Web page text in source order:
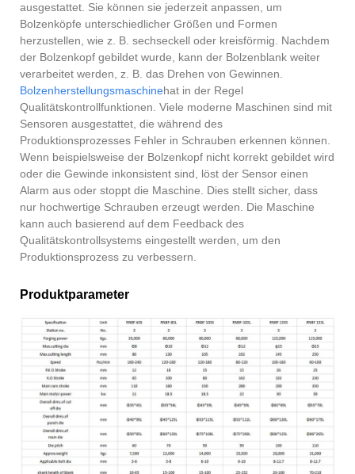
ausgestattet. Sie können sie jederzeit anpassen, um
Bolzenköpfe unterschiedlicher Größen und Formen
herzustellen, wie z. B. sechseckell oder kreisförmig. Nachdem
der Bolzenkopf gebildet wurde, kann der Bolzenblank weiter
verarbeitet werden, z. B. das Drehen von Gewinnen.
Bolzenherstellungsmaschinehat in der Regel
Qualitätskontrollfunktionen. Viele moderne Maschinen sind mit
Sensoren ausgestattet, die während des
Produktionsprozesses Fehler in Schrauben erkennen können.
Wenn beispielsweise der Bolzenkopf nicht korrekt gebildet wird
oder die Gewinde inkonsistent sind, löst der Sensor einen
Alarm aus oder stoppt die Maschine. Dies stellt sicher, dass
nur hochwertige Schrauben erzeugt werden. Die Maschine
kann auch basierend auf dem Feedback des
Qualitätskontrollsystems eingestellt werden, um den
Produktionsprozess zu verbessern.
Produktparameter